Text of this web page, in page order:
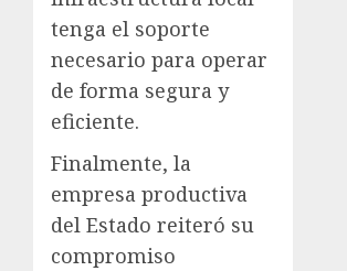
tenga el soporte
necesario para operar
de forma segura y
eficiente.
Finalmente, la
empresa productiva
del Estado reiteró su
compromiso